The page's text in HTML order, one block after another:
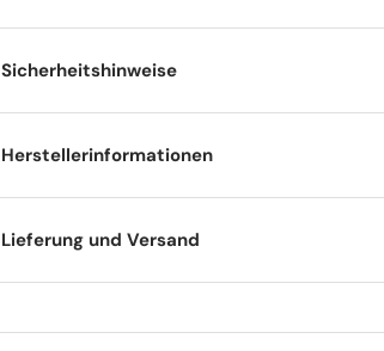
Sicherheitshinweise
Herstellerinformationen
Lieferung und Versand